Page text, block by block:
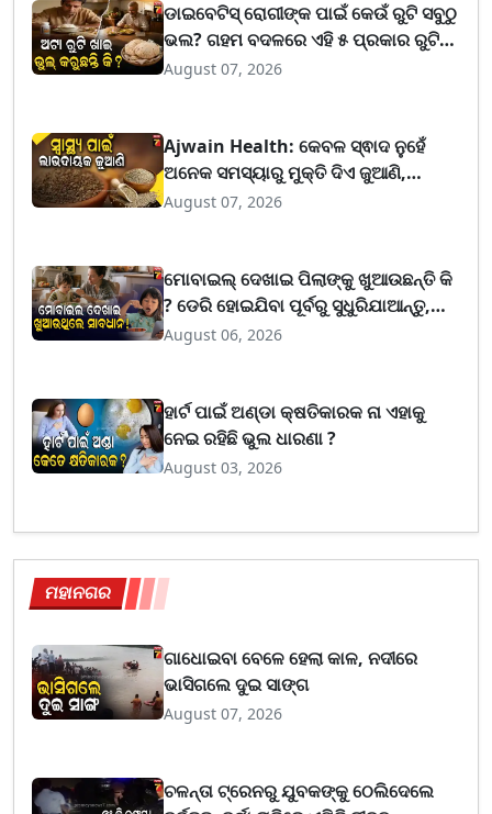
ଡାଇବେଟିସ୍ ରୋଗୀଙ୍କ ପାଇଁ କେଉଁ ରୁଟି ସବୁଠୁ
ଭଲ? ଗହମ ବଦଳରେ ଏହି ୫ ପ୍ରକାର ରୁଟି
ରଖିପାରେ ବ୍ଲଡ ସୁଗାର ନିୟନ୍ତ୍ରଣରେ
August 07, 2026
Ajwain Health: କେବଳ ସ୍ଵାଦ ନୁହେଁ
ଅନେକ ସମସ୍ୟାରୁ ମୁକ୍ତି ଦିଏ ଜୁଆଣି,
ଜାଣନ୍ତୁ ଏହାକୁ ଖାଇବାର ସଠିକ୍ ଉପାୟ
August 07, 2026
ମୋବାଇଲ୍ ଦେଖାଇ ପିଲାଙ୍କୁ ଖୁଆଉଛନ୍ତି କି
? ଡେରି ହୋଇଯିବା ପୂର୍ବରୁ ସୁଧୁରିଯାଆନ୍ତୁ,
ଡାକ୍ତରମାନେ ଦେଲେ ଭୟଙ୍କର ଚେତାବନୀ
August 06, 2026
ହାର୍ଟ ପାଇଁ ଅଣ୍ଡା କ୍ଷତିକାରକ ନା ଏହାକୁ
ନେଇ ରହିଛି ଭୁଲ ଧାରଣା ?
August 03, 2026
ମହାନଗର
ଗାଧୋଇବା ବେଳେ ହେଲା କାଳ, ନଦୀରେ
ଭାସିଗଲେ ଦୁଇ ସାଙ୍ଗ
August 07, 2026
ଚଳନ୍ତା ଟ୍ରେନରୁ ଯୁବକଙ୍କୁ ଠେଲିଦେଲେ